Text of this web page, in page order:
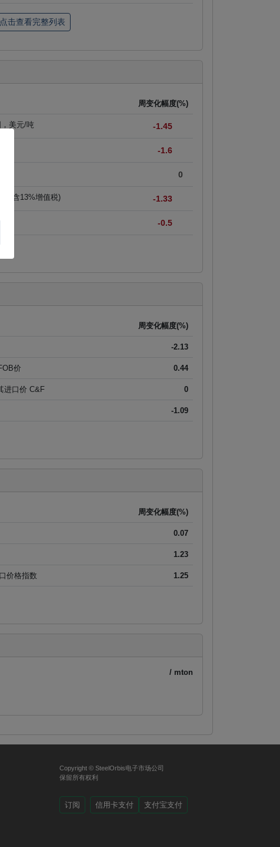
周变化幅度(%)
美元/吨 -1.45
-1.6
0
(含13%增值税) -1.33
-0.5
周变化幅度(%)
-2.13
价 0.44
进口价 C&F 0
-1.09
周变化幅度(%)
0.07
1.23
价格指数 1.25
/ mton
Copyright © SteelOrbis电子市场公司
保留所有权利
订阅 信用卡支付 支付宝支付